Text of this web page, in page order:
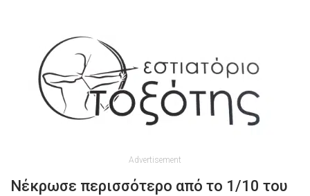
Advertisement
Νέκρωσε περισσότερο από το 1/10 του